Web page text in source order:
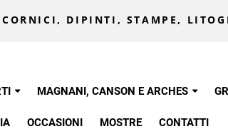
DIPINTI, STAMPE,
MAGNANI, CANSON E ARCHES
OCCASIONI MOSTRE CONTATTI